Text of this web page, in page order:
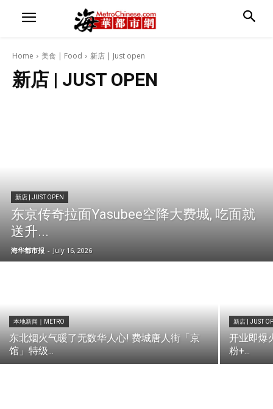
Home 美食 | Food 新店 | Just open
新店 | JUST OPEN
新店 | JUST OPEN
东京传奇拉面Yasubee空降大费城, 吃面就
送升...
海华都市报 - July 16, 2026
本地新闻｜METRO
东北烟火气暖了无数华人心! 费城唐人街「京
馆」特级...
新店 | JUST
开业即爆
粉+...